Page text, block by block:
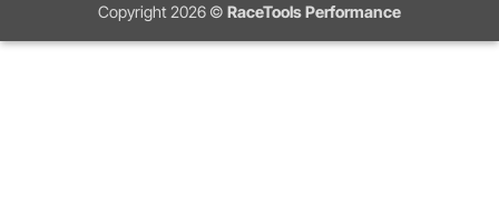
Copyright 2026 © RaceTools Performance